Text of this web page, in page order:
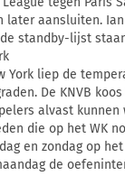
later aansluiten.
standby-lijst
York liep de
De KNVB
alvast kunnen
die op het WK
en zondag op
de